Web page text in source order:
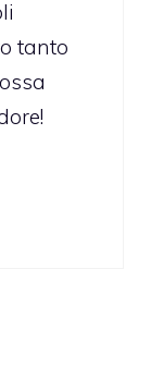
tanto